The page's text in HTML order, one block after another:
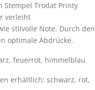
Stempel Trodat Printy
verleiht
stilvolle Note. Durch den
optimale Abdrücke.
feuerrot, himmelblau
erhältlich: schwarz, rot,